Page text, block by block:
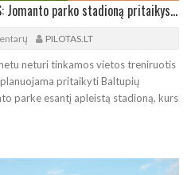
SOSTINĖJE ATGIMS BEISBOLAS: Jomanto parko stadioną pritaikys tarptautinėms varžyboms
PILOTAS.LT
neturi tinkamos vietos treniruotis
pritaikyti Baltupių
parke esantį apleistą stadioną, kurs